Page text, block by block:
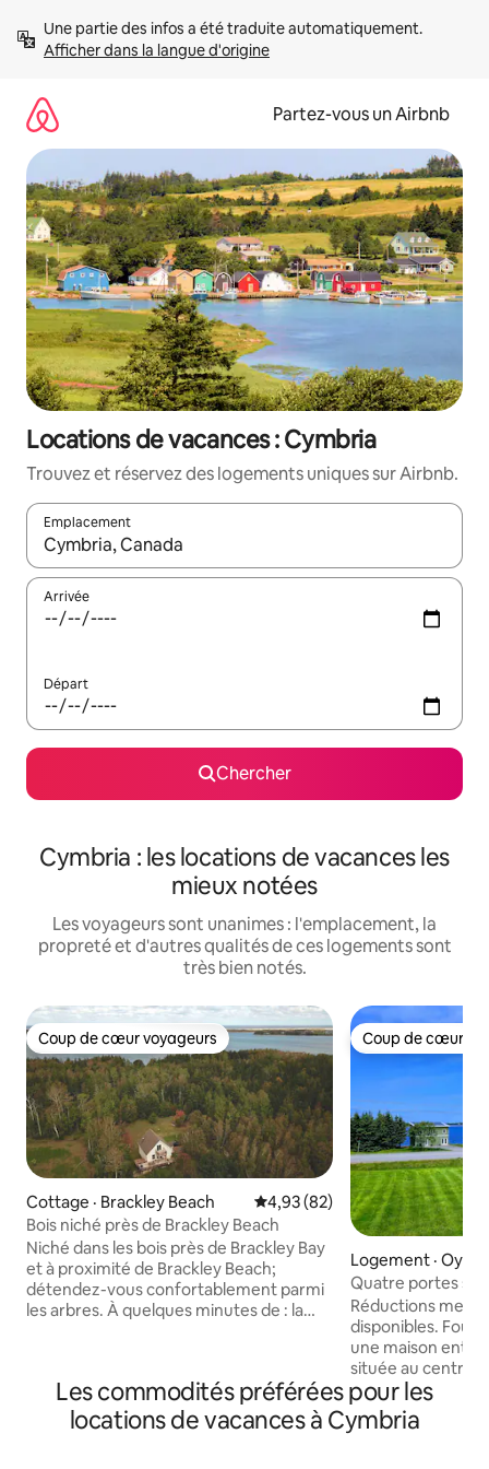
directement
Afficher dans la langue d'origine
Partez-vous un Airbnb
Locations de vacances : Cymbria
Trouvez et réservez des logements uniques sur Airbnb.
Emplacement
Quand les résultats sont affichés, parcourez-les en utilisant
Arrivée
Départ
Chercher
Cymbria : les locations de vacances les
mieux notées
Les voyageurs sont unanimes : l'emplacement, la
propreté et d'autres qualités de ces logements sont
très bien notés.
Coup de cœur voyageurs
Coup de cœur voyageurs
Cottage · Brackley Beach Note moyenne de 4,93 sur 5,
4,93 (82)
Bois niché près de Brackley Beach
Niché dans les bois près de Brackley Bay
et à proximité de Brackley Beach;
détendez-vous confortablement parmi
les arbres. À quelques minutes de : la
Richards Seafood, Dalvay by the Sea et
l'aéroport de Charlottetown. Profitez
d'une terrasse privée avec un barbecue
Coup de cœur
Coup de cœur
Logement ·
e
Quatre portes sur
Réductions
disponibles. Four
une maison
située au centre
du-Prince-Édouard. C'est votre
loin de chez vous
quelques minutes
Les commodités préférées pour les
locations de vacances à Cymbria